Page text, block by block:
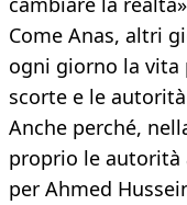
Come Anas, altri
ogni giorno la vita
scorte e le
Anche perché,
proprio le autorità
per Ahmed